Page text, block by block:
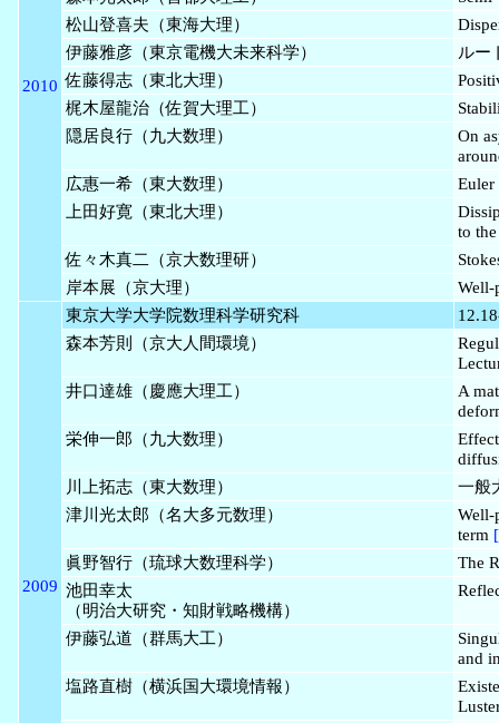
2010
松山登喜夫（東海大理）
伊藤雅彦（東京電機大未来科学）
ルー
佐藤得志（東北大理）
梶木屋龍治（佐賀大理工）
隠居良行（九大数理）
On
広惠一希（東大数理）
上田好寛（東北大理）
to
佐々木真二（京大数理研）
岸本展（京大理）
Well-
2009
東京大学大学院数理科学研究科
森本芳則（京大人間環境）
井口達雄（慶應大理工）
A
栄伸一郎（九大数理）
川上拓志（東大数理）
一般
津川光太郎（名大多元数理）
Well-
term
眞野智行（琉球大数理科学）
The
池田幸太
（明治大研究・知財戦略機構）
伊藤弘道（群馬大工）
and
塩路直樹（横浜国大環境情報）